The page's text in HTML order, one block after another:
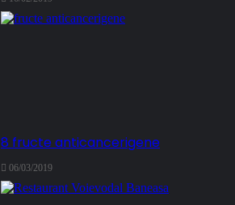
8 fructe anticancerigene
06/03/2019